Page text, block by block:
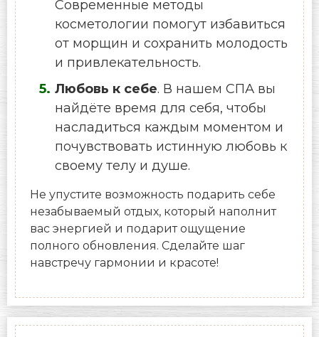
Современные методы
косметологии помогут избавиться
от морщин и сохранить молодость
и привлекательность.
Любовь к себе. В нашем СПА вы
найдёте время для себя, чтобы
насладиться каждым моментом и
почувствовать истинную любовь к
своему телу и душе.
Не упустите возможность подарить себе
незабываемый отдых, который наполнит
вас энергией и подарит ощущение
полного обновления. Сделайте шаг
навстречу гармонии и красоте!